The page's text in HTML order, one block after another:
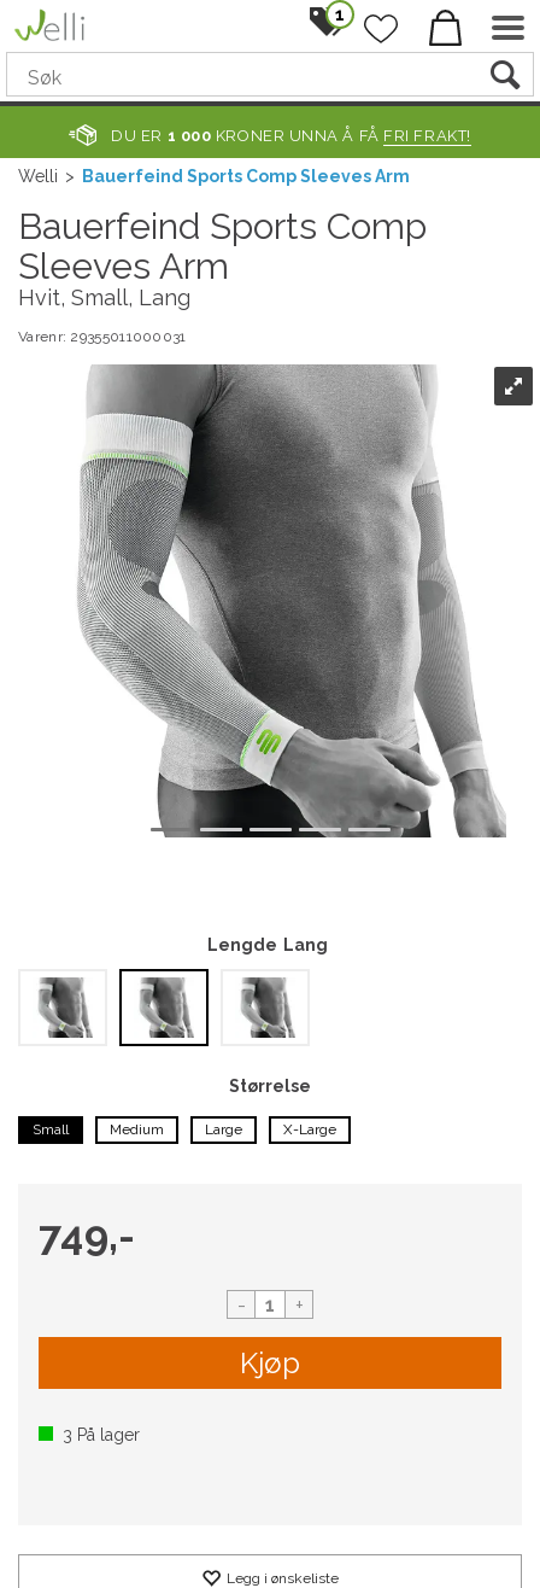
1
DU ER 1 000 KRONER UNNA Å FÅ FRI FRAKT!
Welli> Bauerfeind Sports Comp Sleeves Arm
Bauerfeind Sports Comp
Sleeves Arm
Hvit, Small, Lang
Varenr: 29355011000031
Lengde Lang
Størrelse
Small Medium Large X-Large
749,-
- +
Kjøp
3 På lager
Legg i ønskeliste